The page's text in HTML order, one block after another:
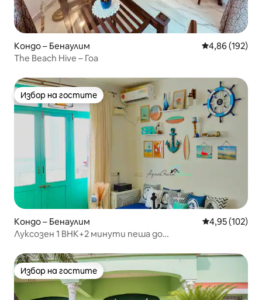
Кондо – Бенаулим Средна
4,86 (192)
The Beach Hive – Гоа
Избор на гостите
Избор на гостите
Кондо – Бенаулим Средна
4,95 (102)
Луксозен 1 BHK+2 минути пеша до
Избор на гостите
Избор на гостите